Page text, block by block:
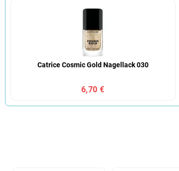
Catrice Cosmic Gold Nagellack 030
6,70 €